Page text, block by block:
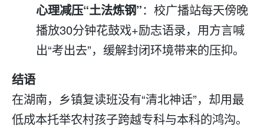
心理减压“土法炼钢”：校广播站每天傍晚
播放30分钟花鼓戏+励志语录，用方言喊
出“考出去”，缓解封闭环境带来的压抑。
结语
在湖南，乡镇复读班没有“清北神话”，却用最
低成本托举农村孩子跨越专科与本科的鸿沟。